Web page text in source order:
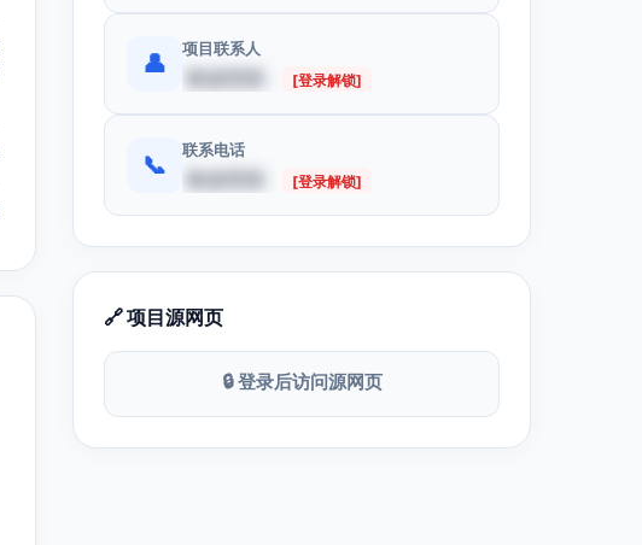
👤
项目联系人
[登录解锁]
📞
联系电话
[登录解锁]
🔗 项目源网页
🔒 登录后访问源网页